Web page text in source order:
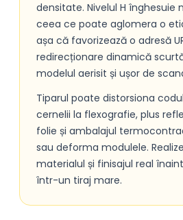
densitate. Nivelul H
ceea ce poate aglomera o
așa că favorizează o adresă
redirecționare dinamică
modelul aerisit și ușor de
Tiparul poate distorsiona
cernelii la flexografie, plus
folie și ambalajul
sau deforma modulele.
materialul și finisajul real
într-un tiraj mare.